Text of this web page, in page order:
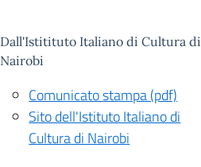
Dall'Istitituto Italiano di Cultura di
Nairobi
Comunicato stampa (pdf)
Sito dell'Istituto Italiano di
Cultura di Nairobi